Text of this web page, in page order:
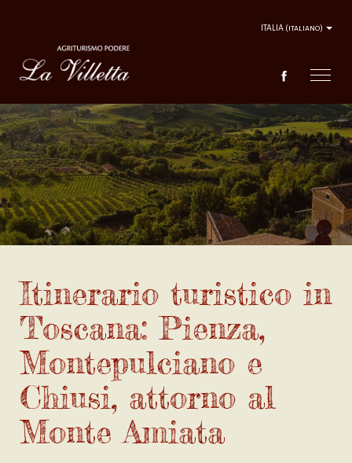
ITALIA (italiano)
AGRITURISMO
L'ACCOGLIENZA
SERVIZI
PERCORSI TURISTICI
CONTATTI
Itinerario turistico in
Toscana: Pienza,
Montepulciano e
Chiusi, attorno al
Monte Amiata